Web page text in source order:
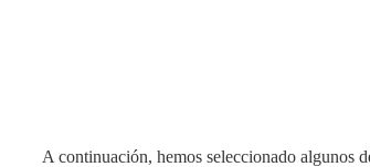
A continuación, hemos seleccionado algunos